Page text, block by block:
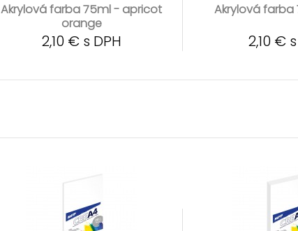
Akrylová farba 75ml - apricot
orange
2,10 € s DPH
Akrylová
2,10 €